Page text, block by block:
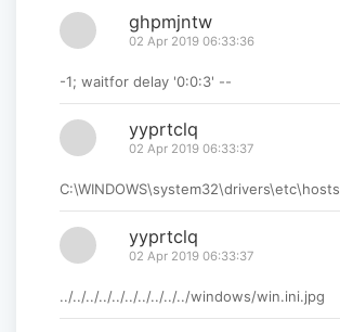
ghpmjntw
02 Apr 2019 06:33:36
-1; waitfor delay '0:0:3' --
yyprtclq
02 Apr 2019 06:33:37
C:\WINDOWS\system32\drivers\etc\hosts
yyprtclq
02 Apr 2019 06:33:37
../../../../../../../../../../windows/win.ini.jpg